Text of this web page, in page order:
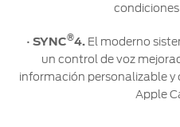
condiciones
• SYNC®4.El moderno
un control de voz
información personalizable
Apple